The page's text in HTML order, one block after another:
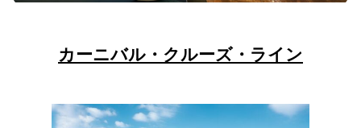
カーニバル・クルーズ・ライン